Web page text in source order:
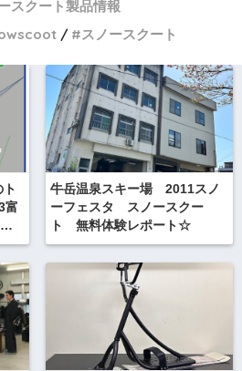
スクート製品情報
スノースクート
富
牛岳温泉スキー場 2011スノ
ーフェスタ スノースクー
ト 無料体験レポート☆